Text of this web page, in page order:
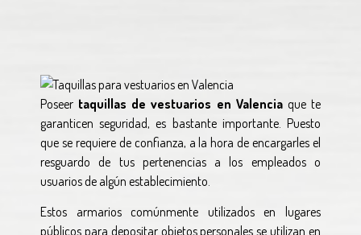
Poseer taquillas de vestuarios en Valenciaque te
garanticen seguridad, es bastante importante. Puesto
que se requiere de confianza, a la hora de encargarles el
resguardo de tus pertenencias a los empleados o
usuarios de algún establecimiento.
Estos armarios comúnmente utilizados en lugares
públicos para depositar objetos personales se utilizan en